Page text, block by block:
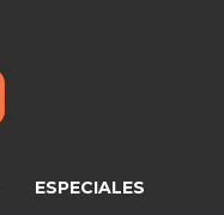
ESPECIALES